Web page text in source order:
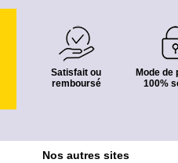
Satisfait ou
remboursé
Mode de
100%
Nos autres sites